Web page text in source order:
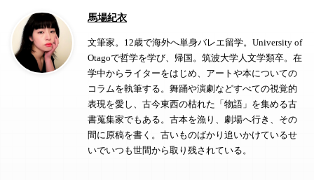
馬場紀衣
文筆家。12歳で海外へ単身バレエ留学。University of
Otagoで哲学を学び、帰国。筑波大学人文学類卒。在
学中からライターをはじめ、アートや本についての
コラムを執筆する。舞踊や演劇などすべての視覚的
表現を愛し、古今東西の枯れた「物語」を集める古
書蒐集家でもある。古本を漁り、劇場へ行き、その
間に原稿を書く。古いものばかり追いかけているせ
いでいつも世間から取り残されている。